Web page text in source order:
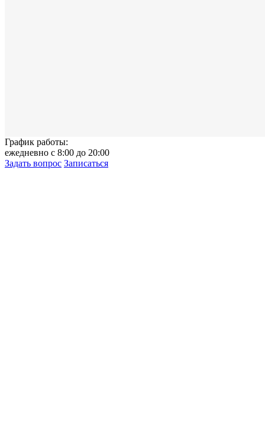
График работы:
ежедневно с 8:00 до 20:00
Задать вопрос Записаться